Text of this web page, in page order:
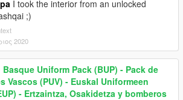
I took the interior from an unlocked
;)
2020
Basque Uniform Pack (BUP) - Pack de
Vascos (PUV) - Euskal Uniformeen
- Ertzaintza, Osakidetza y bomberos